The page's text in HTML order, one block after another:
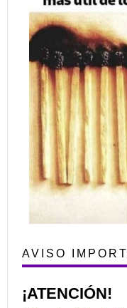
AVISO
¡ATENCIÓN!